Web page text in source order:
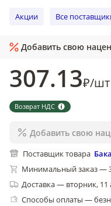
Акции Все
Добавить свою
307.13₽/шт
Возврат НДС
Добавить свою
Поставщик товара
Минимальный заказ —
Доставка— вторник, 11
Способы оплаты —